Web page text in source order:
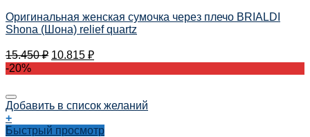
Оригинальная женская сумочка через плечо BRIALDI
Shona (Шона) relief quartz
15.450₽ 10.815 ₽
-20%
Добавить в список желаний
+
Быстрый просмотр